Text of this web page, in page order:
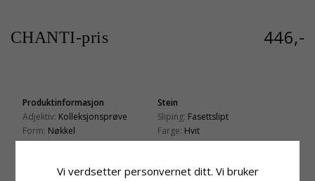
CHANTI-pris 446,-
Produktinformasjon
Adjektiv: Kolleksjonsprøve
Form: Nøkkel
Stein:Zirkon
Anheng Med Halskjede
Stein
Sliping: Fasettslipt
Farge: Hvit
Stein:Zirkon
Vi verdsetter personvernet ditt. Vi bruker